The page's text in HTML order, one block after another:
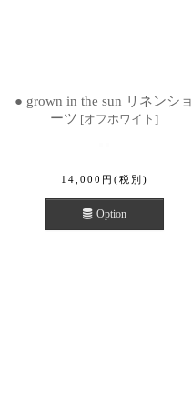
● grown in the sun リネンショ
ーツ [オフホワイト ]
14,000 円 (税別)
Option